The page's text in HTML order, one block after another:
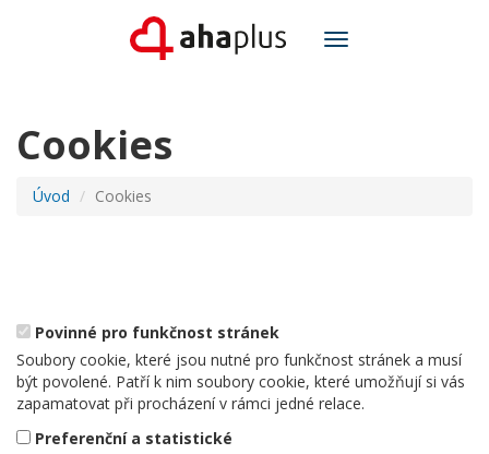
Toggle
Cookies
Úvod Cookies
Povinné pro funkčnost stránek
Soubory cookie, které jsou nutné pro funkčnost stránek a musí
být povolené. Patří k nim soubory cookie, které umožňují si vás
zapamatovat při procházení v rámci jedné relace.
Preferenční a statistické